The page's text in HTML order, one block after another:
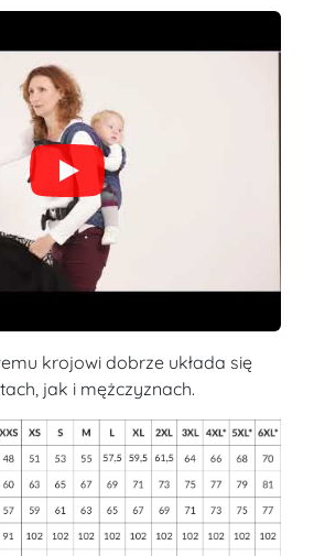
krojowi dobrze układa się
jak i mężczyznach.